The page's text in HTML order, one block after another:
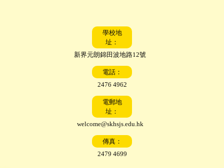
學校地
址：
新界元朗錦田波地路12號
電話：
2476 4962
電郵地
址：
welcome@skhsjs.edu.hk
傳真：
2479 4699